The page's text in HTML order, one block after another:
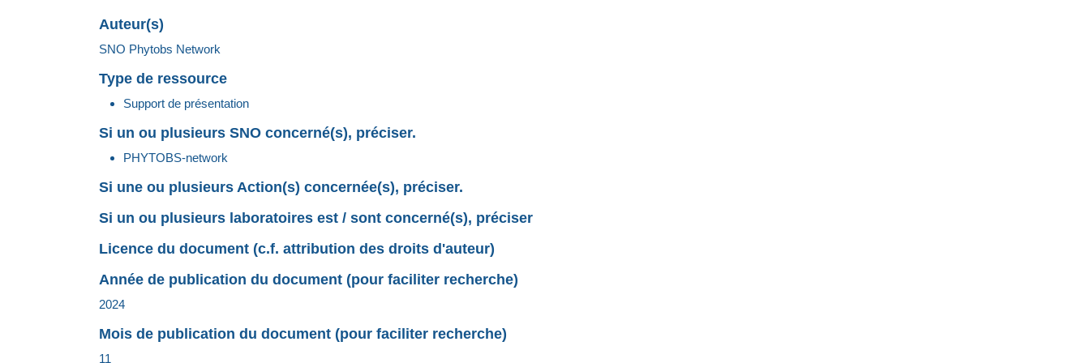
Auteur(s)
SNO Phytobs Network
Type de ressource
Support de présentation
Si un ou plusieurs SNO concerné(s), préciser.
PHYTOBS-network
Si une ou plusieurs Action(s) concernée(s), préciser.
Si un ou plusieurs laboratoires est / sont concerné(s), préciser
Licence du document (c.f. attribution des droits d'auteur)
Année de publication du document (pour faciliter recherche)
2024
Mois de publication du document (pour faciliter recherche)
11